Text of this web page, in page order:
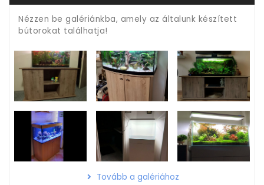
Nézzen be galériánkba, amely az általunk készített
bútorokat találhatja!
Tovább a galériához